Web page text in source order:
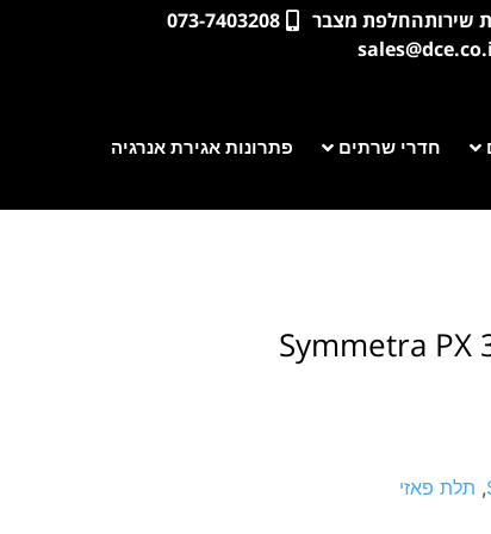
שירותהחלפת מצבר
073-7403208
חדרי שרתים פתרונות אגירת אנרגיה
Symmetra PX
, תלת פאזי